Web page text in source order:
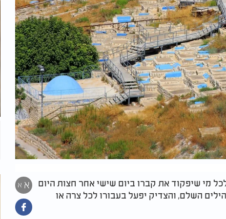
א א
מי שיפקוד את קברו ביום שישי אחר חצות היום
השלם, והצדיק יפעל בעבורו לכל צרה או